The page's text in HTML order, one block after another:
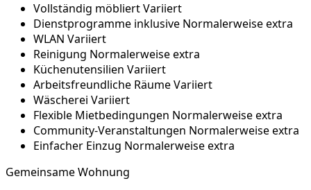
Vollständig möbliertVariiert
Dienstprogramme inklusive Normalerweise extra
WLAN Variiert
Reinigung Normalerweise extra
Küchenutensilien Variiert
Arbeitsfreundliche RäumeVariiert
Wäscherei Variiert
Flexible Mietbedingungen Normalerweise extra
Community-Veranstaltungen Normalerweise extra
Einfacher Einzug Normalerweise extra
Gemeinsame Wohnung